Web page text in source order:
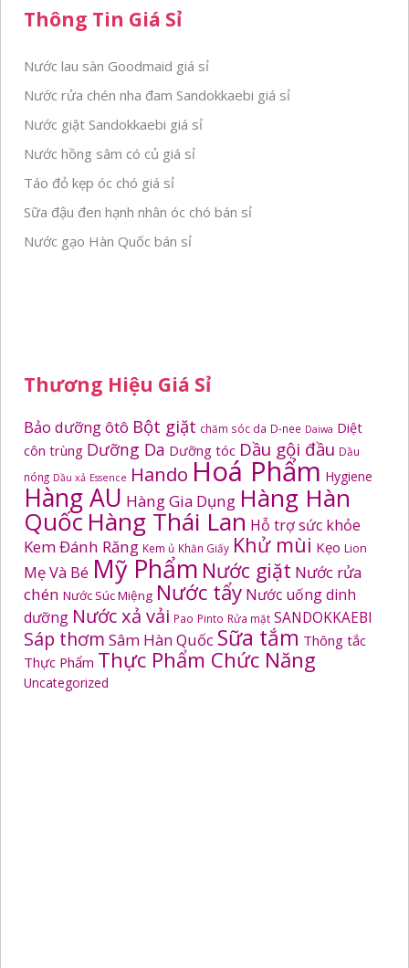
Thông Tin Giá Sỉ
Nước lau sàn Goodmaid giá sỉ
Nước rửa chén nha đam Sandokkaebi giá sỉ
Nước giặt Sandokkaebi giá sỉ
Nước hồng sâm có củ giá sỉ
Táo đỏ kẹp óc chó giá sỉ
Sữa đậu đen hạnh nhân óc chó bán sỉ
Nước gạo Hàn Quốc bán sỉ
Thương Hiệu Giá Sỉ
Bảo dưỡng ôtô Bột giặt chăm sóc da D-nee Daiwa Diệt
côn trùng Dưỡng Da Dưỡng tóc Dầu gội đầu Dầu
nóng Dầu xả Essence Hando Hoá Phẩm Hygiene
Hàng AU Hàng Gia Dụng Hàng Hàn
Quốc Hàng Thái Lan Hỗ trợ sức khỏe
Kem Đánh Răng Kem ủ Khăn Giấy Khử mùi Kẹo Lion
Mẹ Và Bé Mỹ Phẩm Nước giặt Nước rửa
chén Nước Súc Miệng Nước tẩy Nước uống dinh
dưỡng Nước xả vải Pao Pinto Rửa mặt SANDOKKAEBI
Sáp thơm Sâm Hàn Quốc Sữa tắm Thông tắc
Thực Phẩm Thực Phẩm Chức Năng
Uncategorized